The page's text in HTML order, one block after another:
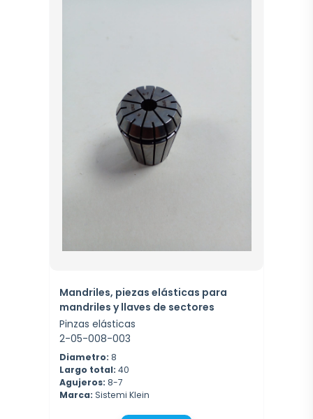
Mandriles, piezas elásticas para
mandriles y llaves de sectores
Pinzas elásticas
2-05-008-003
Diametro: 8
Largo total: 40
Agujeros: 8-7
Marca: Sistemi Klein